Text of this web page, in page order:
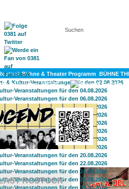
KONTAKT
BÜHNE
SPORT
ROSTOCK